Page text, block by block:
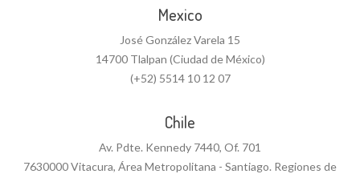
Mexico
José González Varela 15
14700 Tlalpan (Ciudad de México)
(+52) 5514 10 12 07
Chile
Av. Pdte. Kennedy 7440, Of. 701
7630000 Vitacura, Área Metropolitana - Santiago. Regiones de